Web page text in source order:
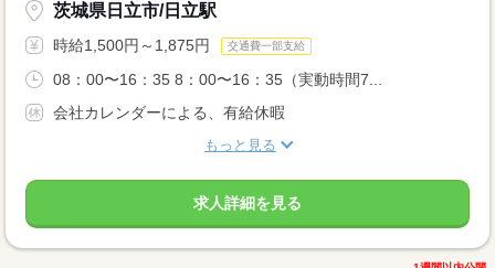
茨城県日立市/日立駅
時給1,500円～1,875円 交通費一部支給
08：00〜16：35 8：00〜16：35（実動時間7...
会社カレンダーによる、有給休暇
もっと見る
求人詳細を見る